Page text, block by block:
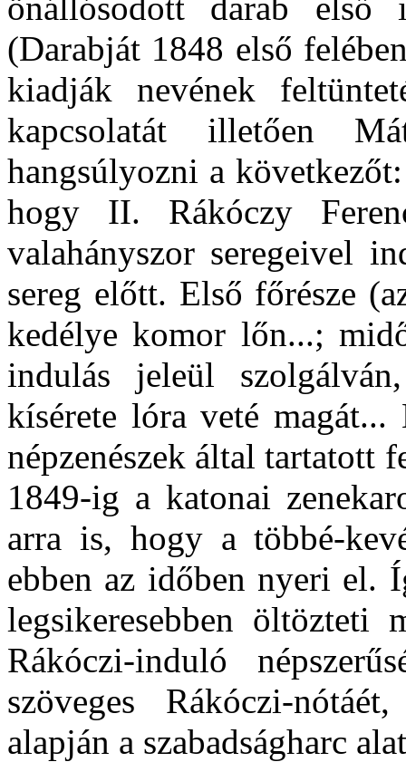
(Darabját 1848 első
kiadják nevének
kapcsolatát illetően
hangsúlyozni a
hogy II. Rákóczy
valahányszor seregeivel
sereg előtt. Első főrésze
kedélye komor lőn...;
indulás jeleül
kísérete lóra veté
népzenészek által tartatott
1849-ig a katonai
arra is, hogy a többé-
ebben az időben nyeri el.
legsikeresebben öltözteti
Rákóczi-induló
szöveges Rákóczi-
alapján a szabadságharc